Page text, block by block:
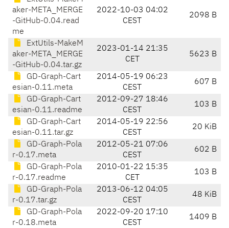
aker-META_MERGE
-GitHub-0.04.read
me
2022-10-03 04:02
CEST
2098 B
ExtUtils-MakeM
aker-META_MERGE
-GitHub-0.04.tar.gz
2023-01-14 21:35
CET
5623 B
GD-Graph-Cart
esian-0.11.meta
2014-05-19 06:23
CEST
607 B
GD-Graph-Cart
esian-0.11.readme
2012-09-27 18:46
CEST
103 B
GD-Graph-Cart
esian-0.11.tar.gz
2014-05-19 22:56
CEST
20 KiB
GD-Graph-Pola
r-0.17.meta
2012-05-21 07:06
CEST
602 B
GD-Graph-Pola
r-0.17.readme
2010-01-22 15:35
CET
103 B
GD-Graph-Pola
r-0.17.tar.gz
2013-06-12 04:05
CEST
48 KiB
GD-Graph-Pola
r-0.18.meta
2022-09-20 17:10
CEST
1409 B